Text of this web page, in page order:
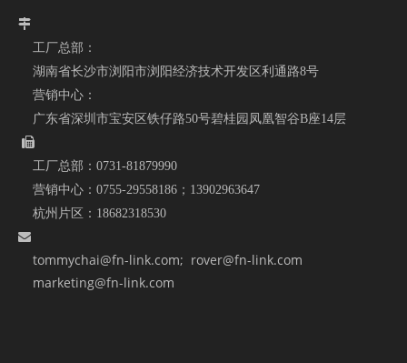

工厂总部：
湖南省长沙市浏阳市浏阳经济技术开发区利通路8号
营销中心：
广东省深圳市宝安区铁仔路50号碧桂园凤凰智谷B座14层

工厂总部： 0731-81879990
营销中心： 0755-29558186； 13902963647
杭州片区： 18682318530

tommychai@fn-link.com; rover@fn-link.com
marketing@fn-link.com